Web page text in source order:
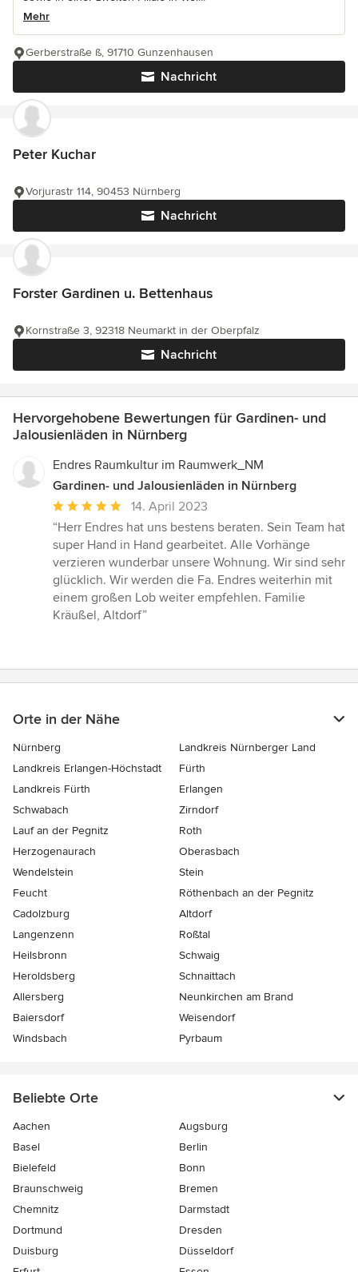
Mehr
Nachricht
Gerberstraße ß, 91710 Gunzenhausen
Peter Kuchar
Nachricht
Vorjurastr 114, 90453 Nürnberg
Forster Gardinen u. Bettenhaus
Nachricht
Kornstraße 3, 92318 Neumarkt in der Oberpfalz
Hervorgehobene Bewertungen für Gardinen- und
Jalousienläden in Nürnberg
Endres Raumkultur im Raumwerk_NM
Gardinen- und Jalousienläden in Nürnberg
Durchschnittliche
Bewertung:
5
von
5
Sternen
14. April 2023
“Herr Endres hat uns bestens beraten. Sein Team hat
super Hand in Hand gearbeitet. Alle Vorhänge
verzieren wunderbar unsere Wohnung. Wir sind sehr
glücklich. Wir werden die Fa. Endres weiterhin mit
einem großen Lob weiter empfehlen. Familie
Kräußel, Altdorf”
Orte in der Nähe
Nürnberg
Landkreis Nürnberger Land
Landkreis Erlangen-Höchstadt
Fürth
Landkreis Fürth
Erlangen
Schwabach
Zirndorf
Lauf an der Pegnitz
Roth
Herzogenaurach
Oberasbach
Wendelstein
Stein
Feucht
Röthenbach an der Pegnitz
Cadolzburg
Altdorf
Langenzenn
Roßtal
Heilsbronn
Schwaig
Heroldsberg
Schnaittach
Allersberg
Neunkirchen am Brand
Baiersdorf
Weisendorf
Windsbach
Pyrbaum
Beliebte Orte
Aachen
Augsburg
Basel
Berlin
Bielefeld
Bonn
Braunschweig
Bremen
Chemnitz
Darmstadt
Dortmund
Dresden
Duisburg
Düsseldorf